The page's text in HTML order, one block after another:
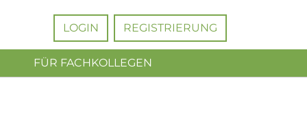
LOGIN REGISTRIERUNG
FÜR FACHKOLLEGEN